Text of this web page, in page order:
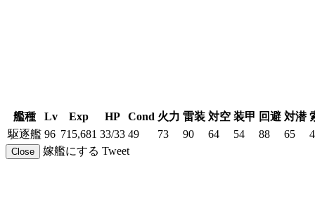
艦種 Lv Exp HP Cond 火力 雷装 対空 装甲 回避 対潜
駆逐艦 96 715,681 33/33 49 73 90 64 54 88 65
Close 嫁艦にする Tweet